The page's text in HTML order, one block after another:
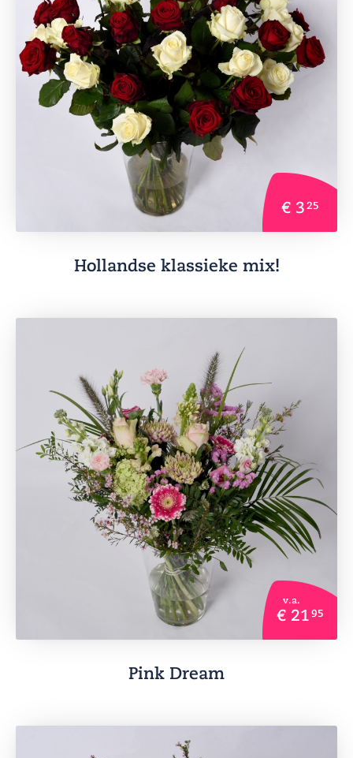
€ 325
Hollandse klassieke mix!
v.a.
€ 2195
Pink Dream